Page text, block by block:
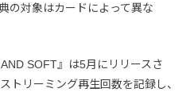
の対象はカードによって異な
SOFT』は5月にリリースさ
トリーミング再生回数を記録し、